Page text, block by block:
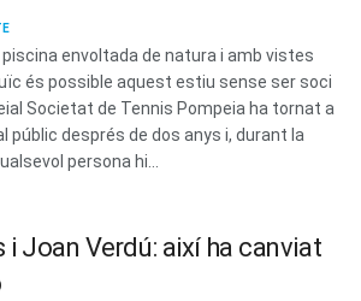
envoltada de natura i amb vistes
és possible aquest estiu sense ser soci
Societat de Tennis Pompeia ha tornat a
públic després de dos anys i, durant la
persona hi...
i Joan Verdú: així ha canviat